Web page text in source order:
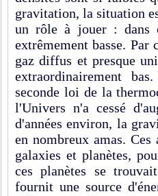
gravitation, la situation
un rôle à jouer : dans
extrêmement basse. Par
gaz diffus et presque
extraordinairement
seconde loi de la
l'Univers n'a cessé
d'années environ, la
en nombreux amas.
galaxies et planètes,
ces planètes se
fournit une source